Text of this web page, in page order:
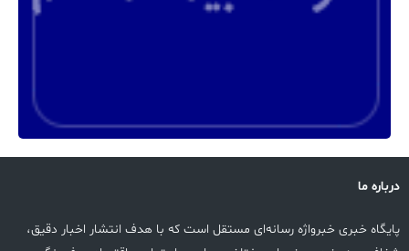
درباره ما
پایگاه خبری خبرواژه رسانه‌ای مستقل است که با هدف انتشار اخبار دقیق،